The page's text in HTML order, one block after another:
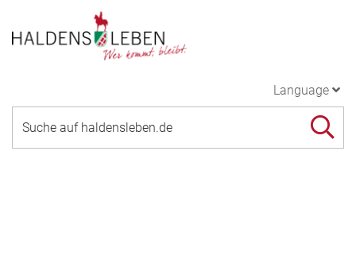
Language